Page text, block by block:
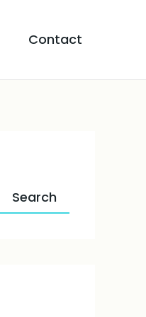
Contact
Search